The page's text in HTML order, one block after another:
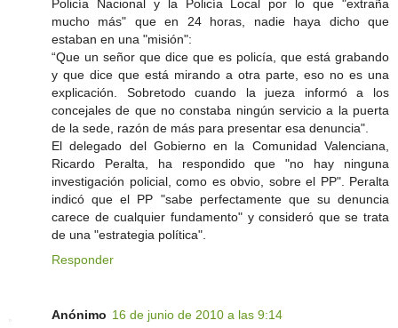
Policía Nacional y la Policía Local por lo que "extraña
mucho más" que en 24 horas, nadie haya dicho que
estaban en una "misión":
“Que un señor que dice que es policía, que está grabando
y que dice que está mirando a otra parte, eso no es una
explicación. Sobretodo cuando la jueza informó a los
concejales de que no constaba ningún servicio a la puerta
de la sede, razón de más para presentar esa denuncia".
El delegado del Gobierno en la Comunidad Valenciana,
Ricardo Peralta, ha respondido que "no hay ninguna
investigación policial, como es obvio, sobre el PP". Peralta
indicó que el PP "sabe perfectamente que su denuncia
carece de cualquier fundamento" y consideró que se trata
de una "estrategia política".
Responder
Anónimo 16 de junio de 2010 a las 9:14